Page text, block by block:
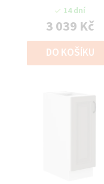
14 dní
3 039 Kč
DO KOŠÍKU